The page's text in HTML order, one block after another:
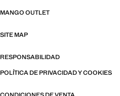
MANGO OUTLET
SITE MAP
RESPONSABILIDAD
POLÍTICA DE PRIVACIDAD Y COOKIES